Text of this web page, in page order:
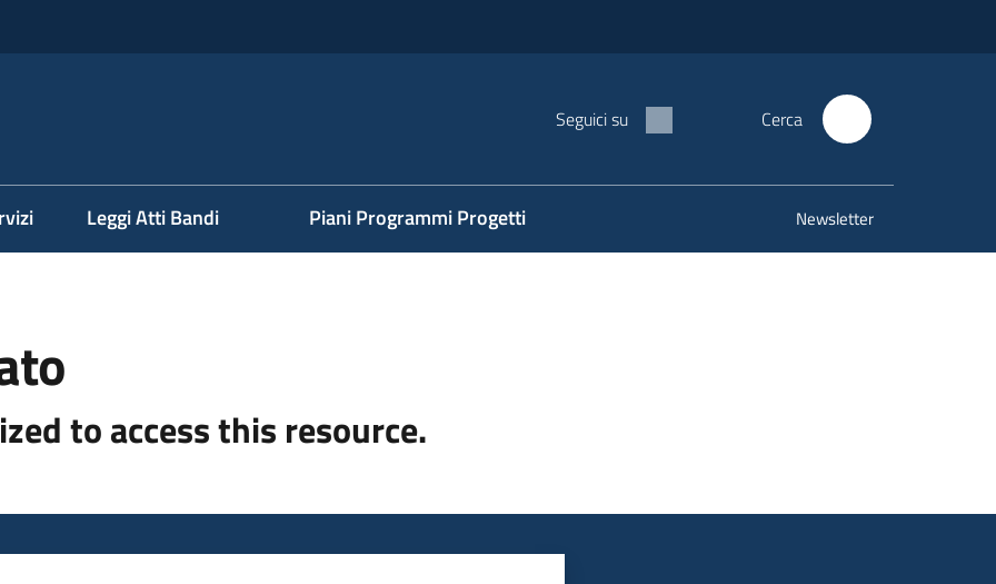
Seguici su Cerca
Leggi Atti Bandi Piani Programmi Progetti Newsletter
to access this resource.